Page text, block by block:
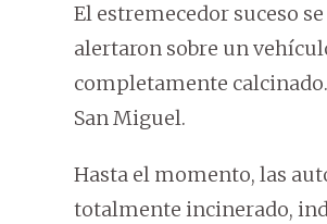
El estremecedor suceso
alertaron sobre un
completamente
San Miguel.
Hasta el momento, las
totalmente incinerado,